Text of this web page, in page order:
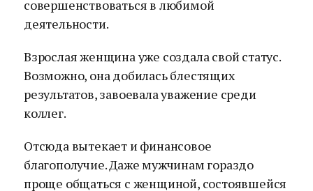
совершенствоваться в любимой
деятельности.
Взрослая женщина уже создала свой статус.
Возможно, она добилась блестящих
результатов, завоевала уважение среди
коллег.
Отсюда вытекает и финансовое
благополучие. Даже мужчинам гораздо
проще общаться с женщиной, состоявшейся